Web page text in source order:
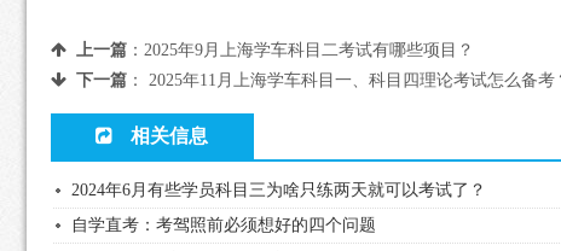
上一篇： 2025年9月上海学车科目二考试有哪些项目？
下一篇： 2025年11月上海学车科目一、科目四理论考试怎么备考
相关信息
2024年6月有些学员科目三为啥只练两天就可以考试了？
自学直考：考驾照前必须想好的四个问题